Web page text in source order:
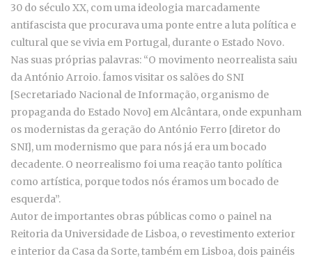
30 do século XX, com uma ideologia marcadamente
antifascista que procurava uma ponte entre a luta política e
cultural que se vivia em Portugal, durante o Estado Novo.
Nas suas próprias palavras: “O movimento neorrealista saiu
da António Arroio. Íamos visitar os salões do SNI
[Secretariado Nacional de Informação, organismo de
propaganda do Estado Novo] em Alcântara, onde expunham
os modernistas da geração do António Ferro [diretor do
SNI], um modernismo que para nós já era um bocado
decadente. O neorrealismo foi uma reação tanto política
como artística, porque todos nós éramos um bocado de
esquerda”.
Autor de importantes obras públicas como o painel na
Reitoria da Universidade de Lisboa, o revestimento exterior
e interior da Casa da Sorte, também em Lisboa, dois painéis